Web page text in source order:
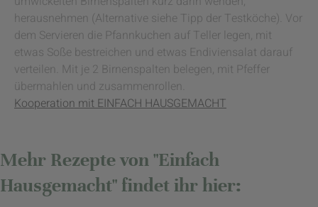
herausnehmen (Alternative siehe Tipp der Testköche). Vor
dem Servieren die Pfannkuchen auf Teller legen, mit
etwas Soße bestreichen und etwas Endiviensalat darauf
verteilen. Mit je 2 Birnenspalten belegen, mit Pfeffer
übermahlen und zusammenrollen.
Kooperation mit EINFACH HAUSGEMACHT
Mehr Rezepte von "Einfach
Hausgemacht" findet ihr hier: